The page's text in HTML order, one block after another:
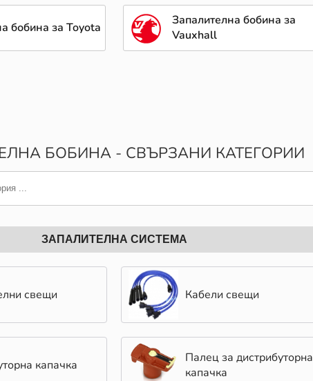
бобина за Toyota
Запалителна бобина за
Vauxhall
БОБИНА - СВЪРЗАНИ КАТЕГОРИИ
ЗАПАЛИТЕЛНА СИСТЕМА
свещи Кабели свещи
капачка
Палец за дистрибуторна
капачка